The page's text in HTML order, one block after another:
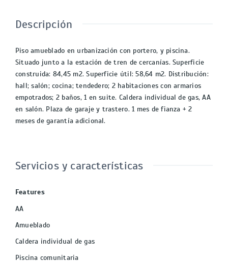
Descripción
Piso amueblado en urbanización con portero, y piscina.
Situado junto a la estación de tren de cercanías. Superficie
construida: 84,45 m2. Superficie útil: 58,64 m2. Distribución:
hall; salón; cocina; tendedero; 2 habitaciones con armarios
empotrados; 2 baños, 1 en suite. Caldera individual de gas, AA
en salón. Plaza de garaje y trastero. 1 mes de fianza + 2
meses de garantía adicional.
Servicios y características
Features
AA
Amueblado
Caldera individual de gas
Piscina comunitaria